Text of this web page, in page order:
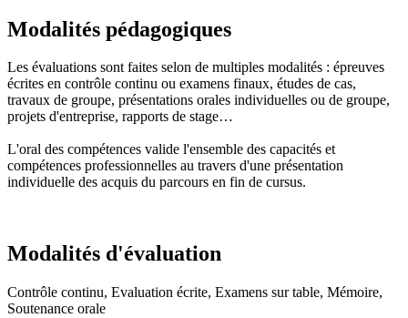
Modalités pédagogiques
Les évaluations sont faites selon de multiples modalités : épreuves
écrites en contrôle continu ou examens finaux, études de cas,
travaux de groupe, présentations orales individuelles ou de groupe,
projets d'entreprise, rapports de stage…
L'oral des compétences valide l'ensemble des capacités et
compétences professionnelles au travers d'une présentation
individuelle des acquis du parcours en fin de cursus.
Modalités d'évaluation
Contrôle continu, Evaluation écrite, Examens sur table, Mémoire,
Soutenance orale